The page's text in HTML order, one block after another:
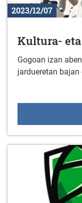
2023/12/07
Kultura-
Gogoan izan
jardueretan bajan